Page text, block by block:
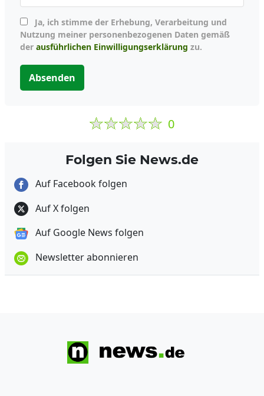
Nutzung meiner personenbezogenen Daten gemäß
der ausführlichen Einwilligungserklärung zu.
Absenden
0
Folgen Sie News.de
Auf Facebook folgen
Auf X folgen
Auf Google News folgen
Newsletter abonnieren